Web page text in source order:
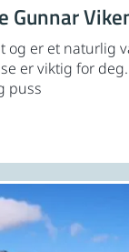
om
Gunnar
og er et naturlig
er viktig for
puss